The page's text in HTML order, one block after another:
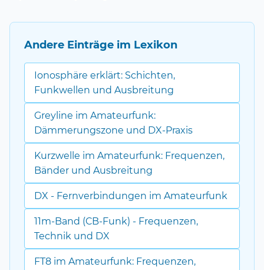
Andere Einträge im Lexikon
Ionosphäre erklärt: Schichten,
Funkwellen und Ausbreitung
Greyline im Amateurfunk:
Dämmerungszone und DX-Praxis
Kurzwelle im Amateurfunk: Frequenzen,
Bänder und Ausbreitung
DX - Fernverbindungen im Amateurfunk
11m-Band (CB-Funk) - Frequenzen,
Technik und DX
FT8 im Amateurfunk: Frequenzen,